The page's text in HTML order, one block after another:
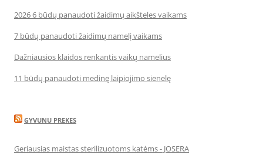
2026 6 būdų panaudoti žaidimų aikšteles vaikams
7 būdų panaudoti žaidimų namelį vaikams
Dažniausios klaidos renkantis vaikų namelius
11 būdų panaudoti medinę laipiojimo sienelę
GYVUNU PREKES
Geriausias maistas sterilizuotoms katėms - JOSERA